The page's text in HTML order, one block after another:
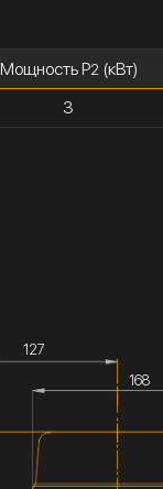
Мощность P2(кВт)
3
127
168